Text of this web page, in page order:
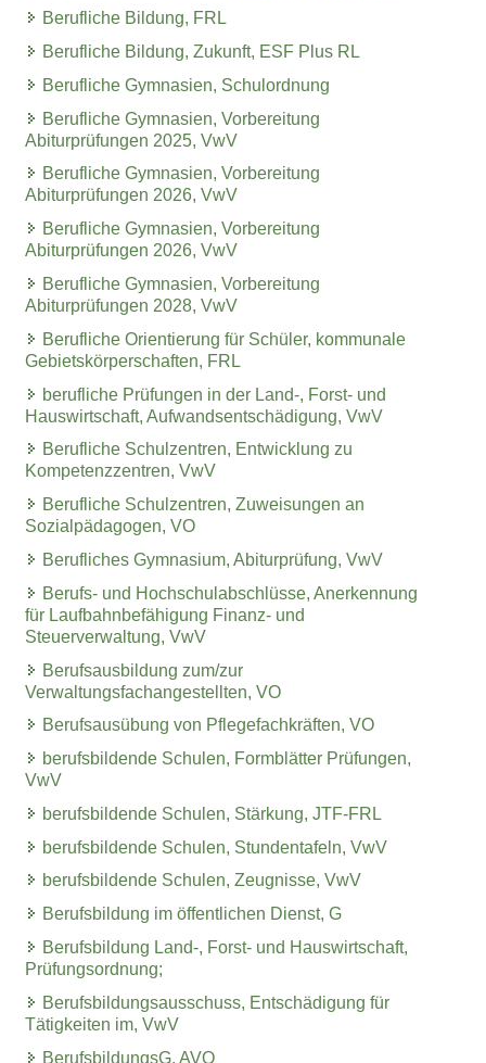
Berufliche Bildung, FRL
Berufliche Bildung, Zukunft, ESF Plus RL
Berufliche Gymnasien, Schulordnung
Berufliche Gymnasien, Vorbereitung
Abiturprüfungen 2025, VwV
Berufliche Gymnasien, Vorbereitung
Abiturprüfungen 2026, VwV
Berufliche Gymnasien, Vorbereitung
Abiturprüfungen 2026, VwV
Berufliche Gymnasien, Vorbereitung
Abiturprüfungen 2028, VwV
Berufliche Orientierung für Schüler, kommunale
Gebietskörperschaften, FRL
berufliche Prüfungen in der Land-, Forst- und
Hauswirtschaft, Aufwandsentschädigung, VwV
Berufliche Schulzentren, Entwicklung zu
Kompetenzzentren, VwV
Berufliche Schulzentren, Zuweisungen an
Sozialpädagogen, VO
Berufliches Gymnasium, Abiturprüfung, VwV
Berufs- und Hochschulabschlüsse, Anerkennung
für Laufbahnbefähigung Finanz- und
Steuerverwaltung, VwV
Berufsausbildung zum/zur
Verwaltungsfachangestellten, VO
Berufsausübung von Pflegefachkräften, VO
berufsbildende Schulen, Formblätter Prüfungen,
VwV
berufsbildende Schulen, Stärkung, JTF-FRL
berufsbildende Schulen, Stundentafeln, VwV
berufsbildende Schulen, Zeugnisse, VwV
Berufsbildung im öffentlichen Dienst, G
Berufsbildung Land-, Forst- und Hauswirtschaft,
Prüfungsordnung;
Berufsbildungsausschuss, Entschädigung für
Tätigkeiten im, VwV
BerufsbildungsG, AVO